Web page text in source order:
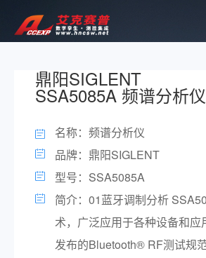
鼎阳SIGLENT
SSA5085A 频谱分析仪
名称：频谱分析仪
品牌：鼎阳SIGLENT
型号：SSA5085A
简介：01蓝牙调制分析
术，广泛应用于各种设备和
发布的Bluetooth® RF测试规